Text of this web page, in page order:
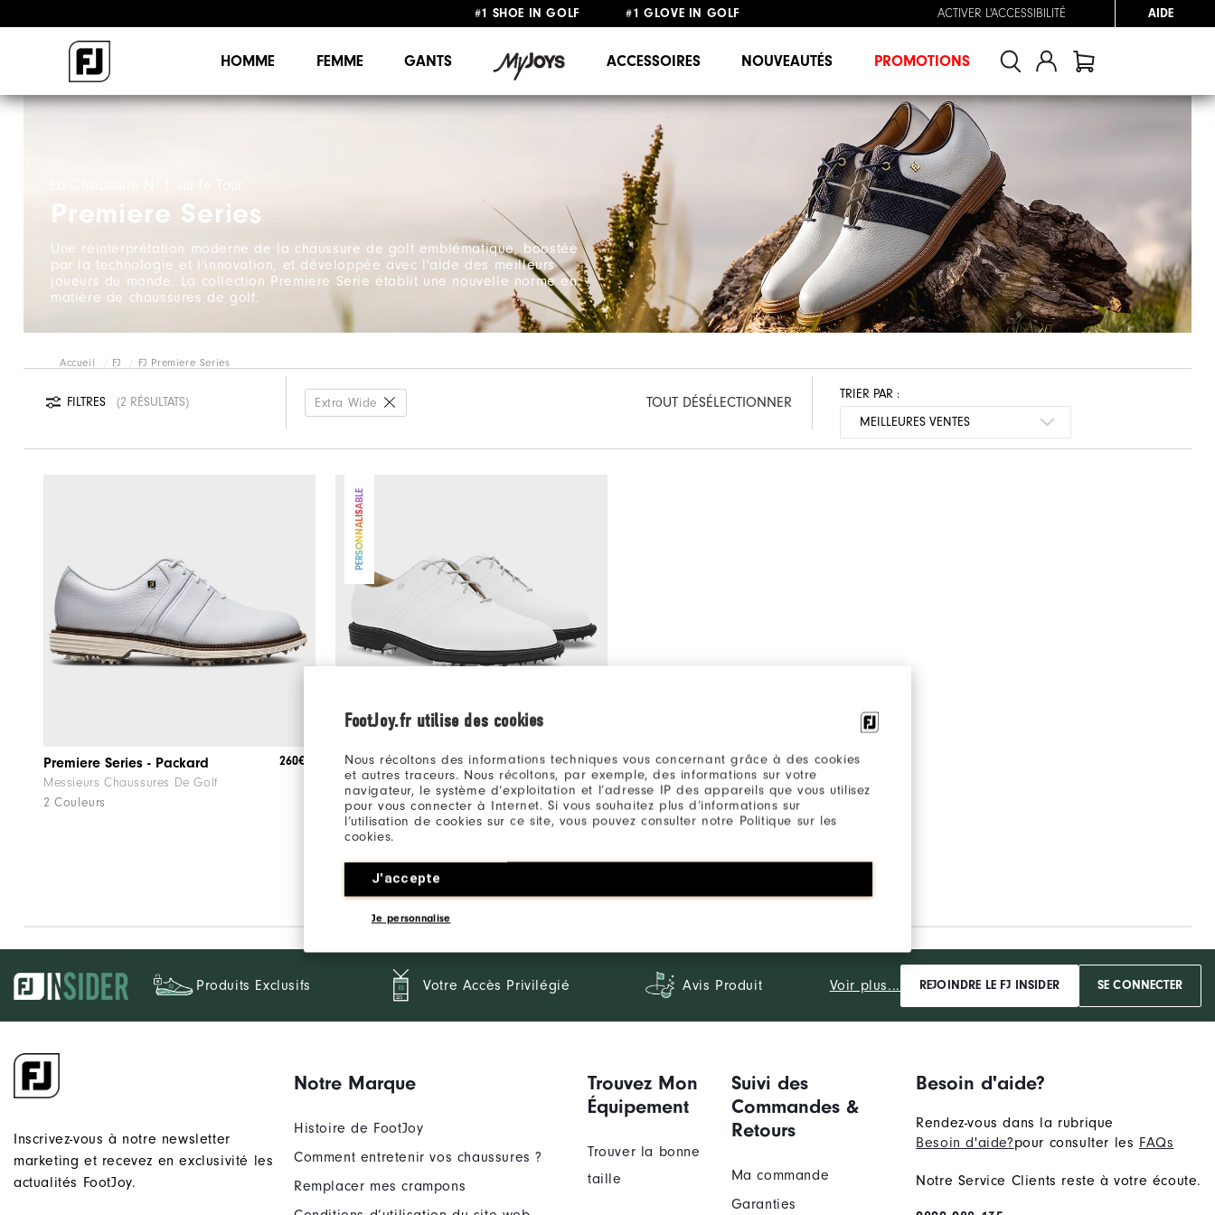
FootJoy.fr utilise des cookies
Nous récoltons des informations techniques vous concernant grâce à des cookies
et autres traceurs. Nous récoltons, par exemple, des informations sur votre
navigateur, le système d’exploitation et l’adresse IP des appareils que vous utilisez
pour vous connecter à Internet. Si vous souhaitez plus d’informations sur
l’utilisation de cookies sur ce site, vous pouvez consulter notre Politique sur les
cookies.
J'accepte
Je personnalise
#1 SHOE IN GOLF #1 GLOVE IN GOLF
ACTIVER L'ACCESSIBILITÉ AIDE
HOMME FEMME GANTS ACCESSOIRES NOUVEAUTÉS PROMOTIONS
La Chaussure N°1 sur le Tour
Premiere Series
Une réinterprétation moderne de la chaussure de golf emblématique, boostée
par la technologie et l'innovation, et développée avec l'aide des meilleurs
joueurs du monde. La collection Premiere Serie établit une nouvelle norme en
matière de chaussures de golf.
Accueil FJ FJ Premiere Series
FILTRES 2 RÉSULTATS Extra Wide TOUT DÉSÉLECTIONNER
TRIER PAR :
Premiere Series - Packard
Messieurs Chaussures De Golf
2 Couleurs
260€
PERSONNALISABLE
MyJoys Premiere Series Packard
Messieurs Chaussures De Golf
+Plusieurs coloris disponibles
320€
Produits Exclusifs Votre Accès Privilégié Avis Produit Voir plus... REJOINDRE LE FJ INSIDER SE CONNECTER
Inscrivez-vous à notre newsletter
marketing et recevez en exclusivité les
actualités FootJoy.
Notre Marque
Histoire de FootJoy
Comment entretenir vos chaussures ?
Remplacer mes crampons
Trouvez Mon
Équipement
Trouver la bonne
taille
Suivi des
Commandes &
Retours
Ma commande
Garanties
Besoin d'aide?
Rendez-vous dans la rubrique
Besoin d'aide?pour consulter les FAQs
Notre Service Clients reste à votre écoute.